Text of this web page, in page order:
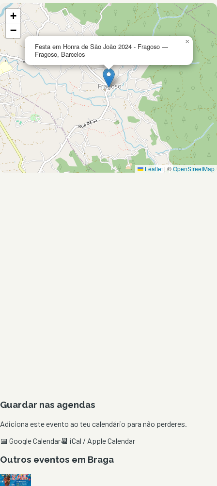
Festa em Honra de São João 2024 - Fragoso —
Fragoso, Barcelos
×
+
−
Leaflet | ©OpenStreetMap
Guardar nas agendas
Adiciona este evento ao teu calendário para não perderes.
📅 Google Calendar📆 iCal / Apple Calendar
Outros eventos em Braga